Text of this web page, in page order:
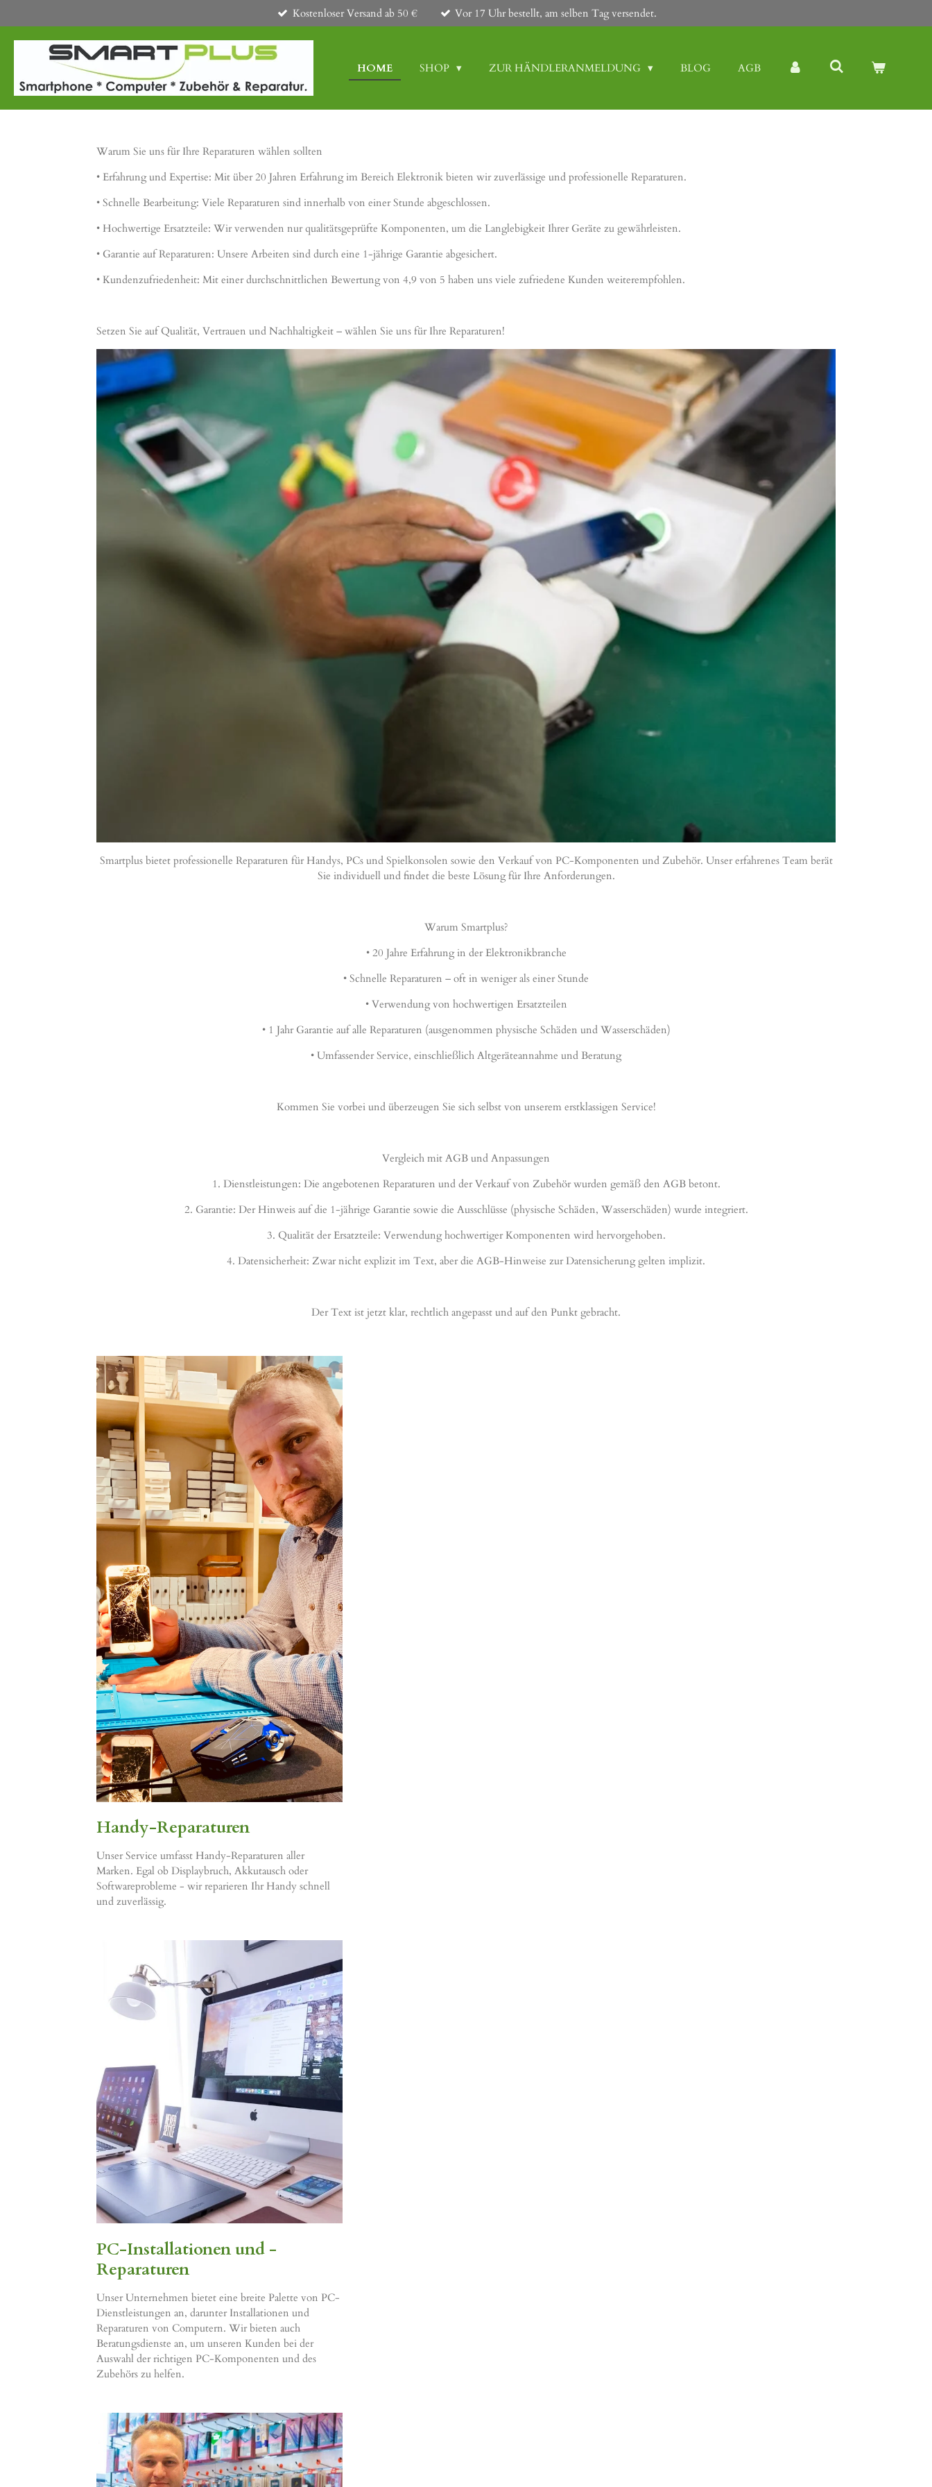
Hauptinhalt
springen
Kostenloser Versand ab 50 € Vor 17 Uhr bestellt, am selben Tag versendet.
HOME SHOP ZUR HÄNDLERANMELDUNG BLOG AGB
Warum Sie uns für Ihre Reparaturen wählen sollten
• Erfahrung und Expertise: Mit über 20 Jahren Erfahrung im Bereich Elektronik bieten wir zuverlässige und professionelle Reparaturen.
• Schnelle Bearbeitung: Viele Reparaturen sind innerhalb von einer Stunde abgeschlossen.
• Hochwertige Ersatzteile: Wir verwenden nur qualitätsgeprüfte Komponenten, um die Langlebigkeit Ihrer Geräte zu gewährleisten.
• Garantie auf Reparaturen: Unsere Arbeiten sind durch eine 1-jährige Garantie abgesichert.
• Kundenzufriedenheit: Mit einer durchschnittlichen Bewertung von 4,9 von 5 haben uns viele zufriedene Kunden weiterempfohlen.
Setzen Sie auf Qualität, Vertrauen und Nachhaltigkeit – wählen Sie uns für Ihre Reparaturen!
Smartplus bietet professionelle Reparaturen für Handys, PCs und Spielkonsolen sowie den Verkauf von PC-Komponenten und Zubehör. Unser erfahrenes Team berät
Sie individuell und findet die beste Lösung für Ihre Anforderungen.
Warum Smartplus?
• 20 Jahre Erfahrung in der Elektronikbranche
• Schnelle Reparaturen – oft in weniger als einer Stunde
• Verwendung von hochwertigen Ersatzteilen
• 1 Jahr Garantie auf alle Reparaturen (ausgenommen physische Schäden und Wasserschäden)
• Umfassender Service, einschließlich Altgeräteannahme und Beratung
Kommen Sie vorbei und überzeugen Sie sich selbst von unserem erstklassigen Service!
Vergleich mit AGB und Anpassungen
1. Dienstleistungen: Die angebotenen Reparaturen und der Verkauf von Zubehör wurden gemäß den AGB betont.
2. Garantie: Der Hinweis auf die 1-jährige Garantie sowie die Ausschlüsse (physische Schäden, Wasserschäden) wurde integriert.
3. Qualität der Ersatzteile: Verwendung hochwertiger Komponenten wird hervorgehoben.
4. Datensicherheit: Zwar nicht explizit im Text, aber die AGB-Hinweise zur Datensicherung gelten implizit.
Der Text ist jetzt klar, rechtlich angepasst und auf den Punkt gebracht.
Handy-Reparaturen
Unser Service umfasst Handy-Reparaturen aller
Marken. Egal ob Displaybruch, Akkutausch oder
Softwareprobleme - wir reparieren Ihr Handy schnell
und zuverlässig.
PC-Installationen und -
Reparaturen
Unser Unternehmen bietet eine breite Palette von PC-
Dienstleistungen an, darunter Installationen und
Reparaturen von Computern. Wir bieten auch
Beratungsdienste an, um unseren Kunden bei der
Auswahl der richtigen PC-Komponenten und des
Zubehörs zu helfen.